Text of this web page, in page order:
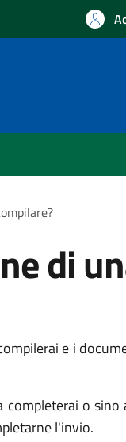
di
e i
o
l'invio.